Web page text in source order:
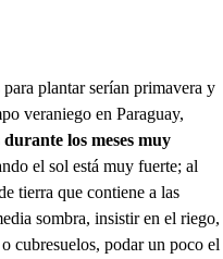
plantar serían primavera y
veraniego en Paraguay,
los meses muy
el sol está muy fuerte; al
tierra que contiene a las
sombra, insistir en el riego,
cubresuelos, podar un poco el